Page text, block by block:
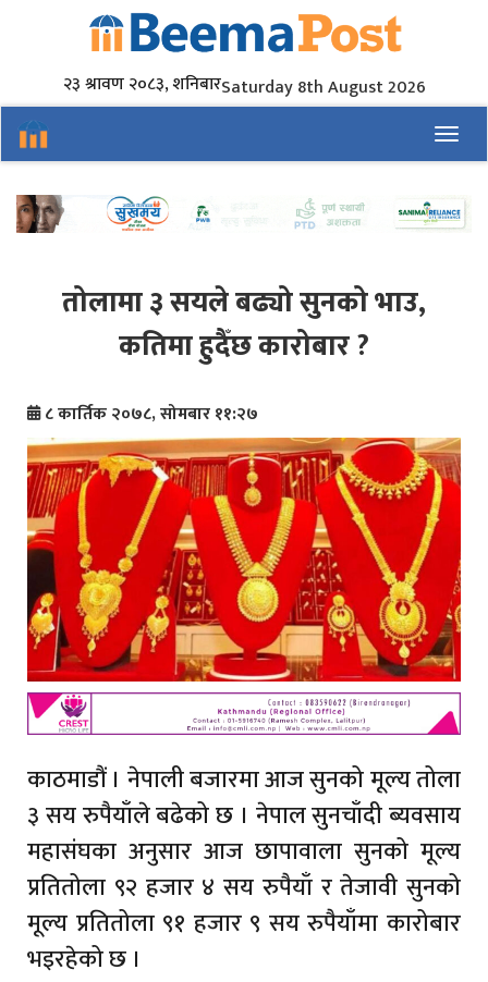
२३ श्रावण २०८३, शनिबारSaturday 8th August 2026
तोलामा ३ सयले बढ्यो सुनको भाउ,
कतिमा हुदैँछ कारोबार ?
८ कार्तिक २०७८, सोमबार ११:२७
काठमाडौं । नेपाली बजारमा आज सुनको मूल्य तोला
३ सय रुपैयाँले बढेको छ । नेपाल सुनचाँदी ब्यवसाय
महासंघका अनुसार आज छापावाला सुनको मूल्य
प्रतितोला ९२ हजार ४ सय रुपैयाँ र तेजावी सुनको
मूल्य प्रतितोला ९१ हजार ९ सय रुपैयाँमा कारोबार
भइरहेको छ ।